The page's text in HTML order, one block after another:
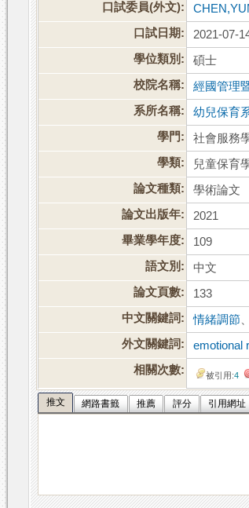
口試委員(外文):
口試日期:
2021-07-
學位類別:
碩士
校院名稱:
經國管理
系所名稱:
幼兒保育
學門:
社會服務
學類:
兒童保育
論文種類:
學術論文
論文出版年:
2021
畢業學年度:
109
語文別:
中文
論文頁數:
133
中文關鍵詞:
情緒調節
外文關鍵詞:
emotional
相關次數:
被引用:4
推文 網路書籤 推薦 評分 引用網址